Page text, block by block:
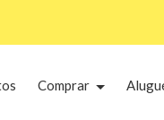
Comprar